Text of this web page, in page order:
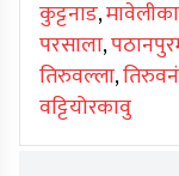
कुट्टनाड,
परसाला,
तिरुवल्ला,
वट्टियोरकावु